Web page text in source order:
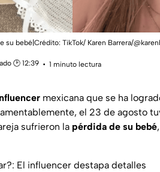
bebé|Crédito: TikTok/ Karen Barrera/
🕑 12:39
1 minuto lectura
mexicana que se ha
el 23 de agosto
sufrieron la pérdida de su bebé
El influencer destapa detalles